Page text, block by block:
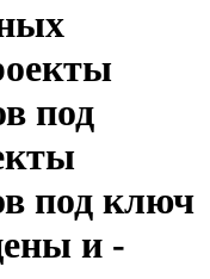
под
под ключ
и -